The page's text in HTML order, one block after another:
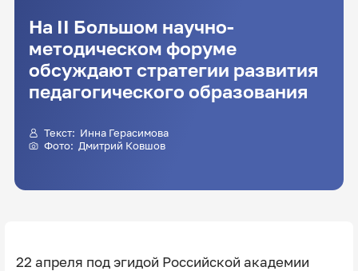
На II Большом научно-
методическом форуме
обсуждают стратегии развития
педагогического образования
Текст: Инна Герасимова
Фото: Дмитрий Ковшов
22 апреля под эгидой Российской академии